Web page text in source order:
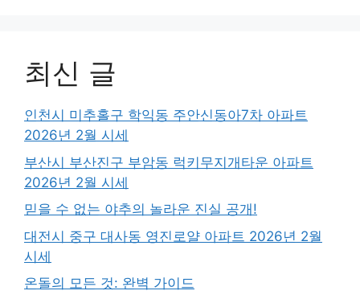
최신 글
인천시 미추홀구 학익동 주안신동아7차 아파트
2026년 2월 시세
부산시 부산진구 부암동 럭키무지개타운 아파트
2026년 2월 시세
믿을 수 없는 야추의 놀라운 진실 공개!
대전시 중구 대사동 영진로얄 아파트 2026년 2월
시세
온돌의 모든 것: 완벽 가이드